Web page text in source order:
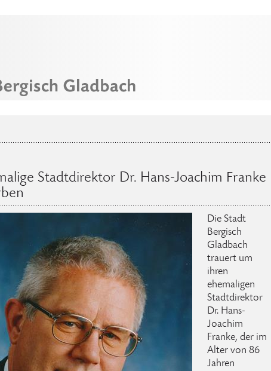
Stadtdirektor Dr. Hans-Joachim Franke
Die Stadt
Bergisch
Gladbach
trauert um
ihren
ehemaligen
Stadtdirektor
Dr. Hans-
Joachim
Franke, der im
Alter von 86
Jahren